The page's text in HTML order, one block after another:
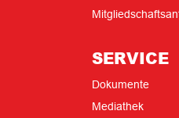
SERVICE
Dokumente
Mediathek